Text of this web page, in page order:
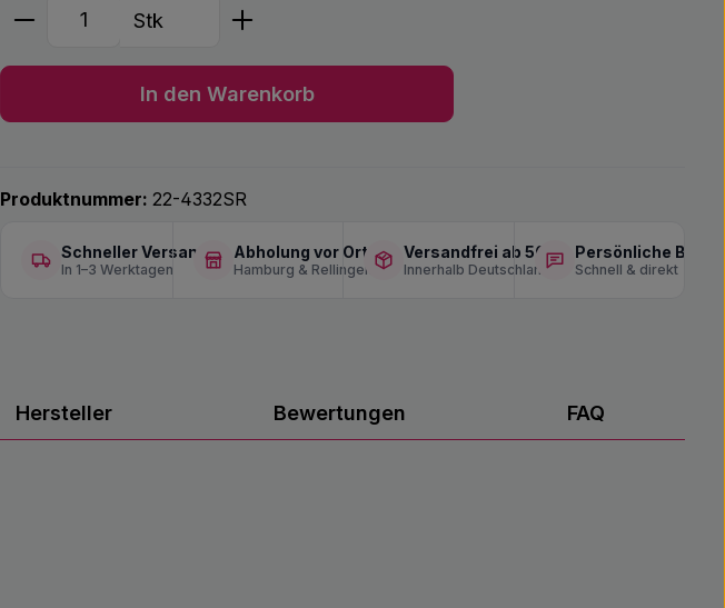
Produkt Anzahl: Gib den gewünschten Wert ein oder
Stk
In den Warenkorb
Produktnummer: 22-4332SR
Schneller Versand
In 1–3 Werktagen
Abholung vor Ort
Hamburg & Rellingen
Versandfrei ab 50 €
Innerhalb Deutschlands
Persönliche
Schnell & direkt
Hersteller Bewertungen FAQ